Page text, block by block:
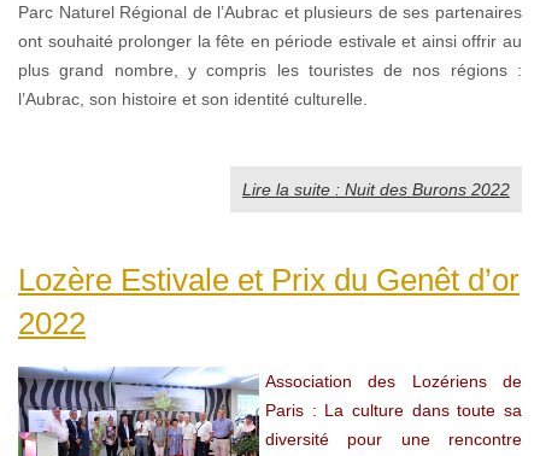
Parc Naturel Régional de l’Aubrac et plusieurs de ses partenaires
ont souhaité prolonger la fête en période estivale et ainsi offrir au
plus grand nombre, y compris les touristes de nos régions :
l’Aubrac, son histoire et son identité culturelle.
Lire la suite : Nuit des Burons 2022
Lozère Estivale et Prix du Genêt d’or
2022
Association des Lozériens de
Paris : La culture dans toute sa
diversité pour une rencontre